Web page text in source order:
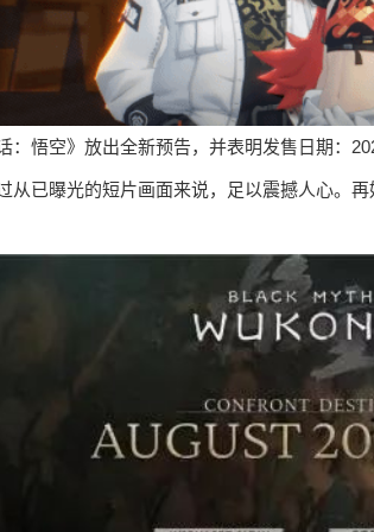
：悟空》放出全新预告，并表明发售日期：
从已曝光的短片画面来说，足以震撼人心。